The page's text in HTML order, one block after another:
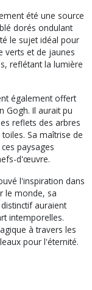
été une source
dorés ondulant
le sujet idéal pour
verts et de jaunes
reflétant la lumière
également offert
Gogh. Il aurait pu
reflets des arbres
Sa maîtrise de
paysages
d'œuvre.
l'inspiration dans
le monde, sa
auraient
intemporelles.
à travers les
pour l'éternité.